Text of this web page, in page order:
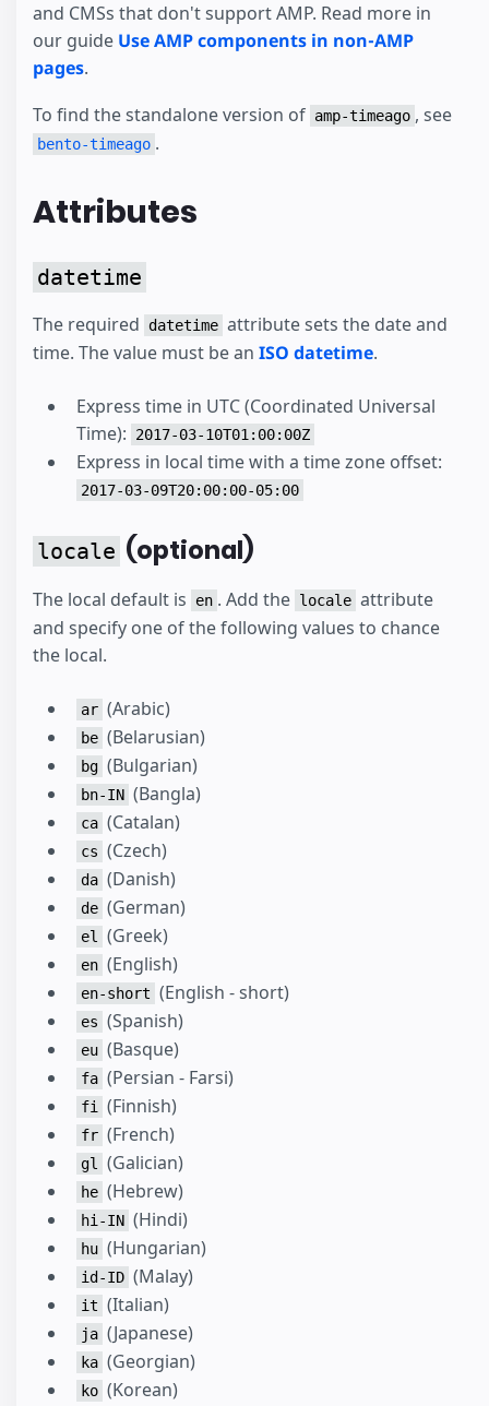
and CMSs that don't support AMP. Read more in
our guide Use AMP components in non-AMP
pages.
To find the standalone version of amp-timeago , see
bento-timeago .
Attributes
datetime
The required datetime attribute sets the date and
time. The value must be an ISO datetime.
Express time in UTC (Coordinated Universal
Time):
2017-03-10T01:00:00Z
Express in local time with a time zone offset:
2017-03-09T20:00:00-05:00
locale (optional)
The local default is en . Add the locale attribute
and specify one of the following values to chance
the local.
ar (Arabic)
be (Belarusian)
bg (Bulgarian)
bn-IN (Bangla)
ca (Catalan)
cs (Czech)
da (Danish)
de (German)
el (Greek)
en (English)
en-short (English - short)
es (Spanish)
eu (Basque)
fa (Persian - Farsi)
fi (Finnish)
fr (French)
gl (Galician)
he (Hebrew)
hi-IN (Hindi)
hu (Hungarian)
id-ID (Malay)
it (Italian)
ja (Japanese)
ka (Georgian)
ko (Korean)